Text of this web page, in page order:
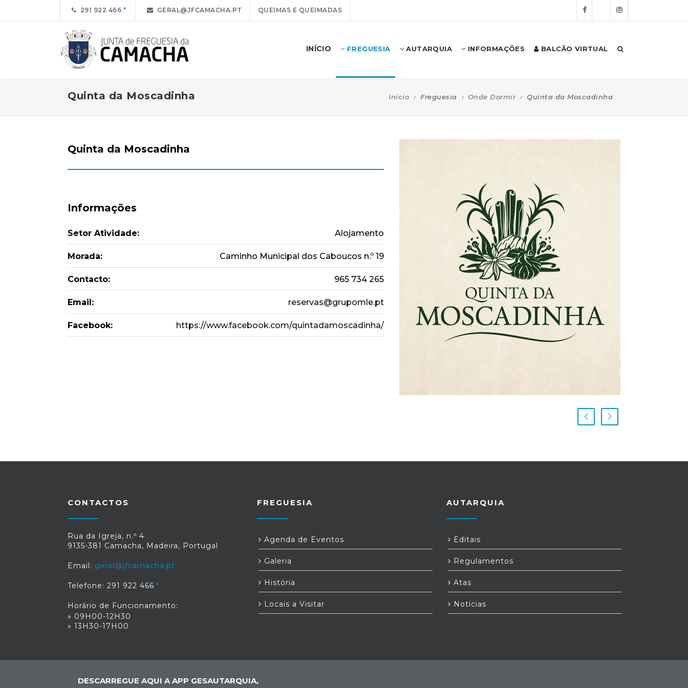
291 922 466 GERAL@JFCAMACHA.PT QUEIMAS E QUEIMADAS
INÍCIO FREGUESIA AUTARQUIA INFORMAÇÕES BALCÃO VIRTUAL
Quinta da Moscadinha Início Freguesia Onde Dormir Quinta da Moscadinha
Quinta da Moscadinha
Informações
Setor Atividade: Alojamento
Morada: Caminho Municipal dos Caboucos n.º 19
Contacto: 965 734 265
Email: reservas@grupomle.pt
Facebook: https://www.facebook.com/quintadamoscadinha/
CONTACTOS
Rua da Igreja, n.º 4
9135-381 Camacha, Madeira, Portugal
Email: geral@jfcamacha.pt
Telefone: 291 922 466
Horário de Funcionamento:
» 09H00-12H30
» 13H30-17H00
FREGUESIA
Agenda de Eventos
Galeria
História
Locais a Visitar
AUTARQUIA
Editais
Regulamentos
Atas
Notícias
DESCARREGUE AQUI A APP GESAUTARQUIA,